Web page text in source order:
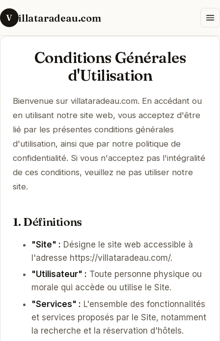
V illataradeau.com
Conditions Générales
d'Utilisation
Bienvenue sur villataradeau.com. En accédant ou
en utilisant notre site web, vous acceptez d'être
lié par les présentes conditions générales
d'utilisation, ainsi que par notre politique de
confidentialité. Si vous n'acceptez pas l'intégralité
de ces conditions, veuillez ne pas utiliser notre
site.
1. Définitions
"Site" : Désigne le site web accessible à
l'adresse https://villataradeau.com/.
"Utilisateur" : Toute personne physique ou
morale qui accède ou utilise le Site.
"Services" : L'ensemble des fonctionnalités
et services proposés par le Site, notamment
la recherche et la réservation d'hôtels.